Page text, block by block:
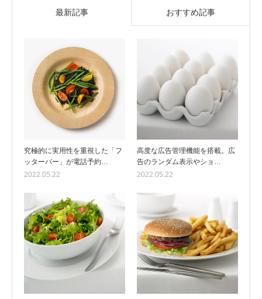
最新記事 おすすめ記事
究極的に実用性を重視した「フ
ッターバー」が電話予約…
2022.05.22
高度な広告管理機能を搭載。広
告のランダム表示やショ…
2022.05.22